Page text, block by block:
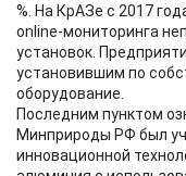
%. На КрАЗе с 2017
online-мониторинга
установок.
установившим по
оборудование.
Последним пунктом
Минприроды РФ был
инновационной